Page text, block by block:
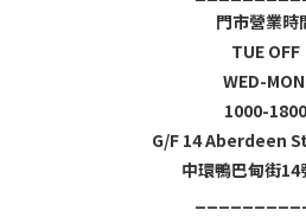
門市營業時
TUE OFF
WED-MON
1000-1800
G/F 14 Aberdeen
中環鴨巴甸街14